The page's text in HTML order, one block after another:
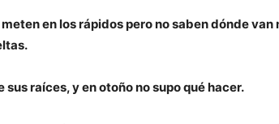
en los rápidos pero no saben dónde van
sus raíces, y en otoño no supo qué hacer.